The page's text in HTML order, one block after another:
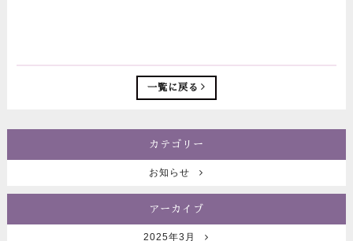
一覧に戻る
カテゴリー
お知らせ
アーカイブ
2025年3月